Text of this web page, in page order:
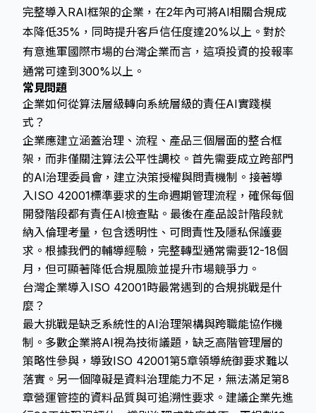
完整導入RAI框架的企業，在2年內可將AI相關合規成
本降低35%，同時提升客戶信任度達20%以上。對於
有意進軍國際市場的台灣企業而言，這項投資的投報率
通常可達到300%以上。
常見問題
企業如何從算法層級轉向系統層級的責任AI實踐模
式？
企業應建立涵蓋治理、流程、產品三個層面的整合框
架，而非僅關注算法公平性調校。首先需要成立跨部門
的AI治理委員會，建立決策授權與問責機制。接著導
入ISO 42001標準要求的生命週期管理流程，確保每個
開發階段都有責任AI檢查點。最後在產品設計階段就
納入倫理考量，包含透明性、可問責性及隱私保護要
求。根據我們的輔導經驗，完整轉型通常需要12-18個
月，但可顯著降低合規風險並提升市場競爭力。
台灣企業導入ISO 42001時最常遇到的合規挑戰是什
麼？
最大挑戰是缺乏系統性的AI治理架構與跨職能協作機
制。多數企業將AI視為技術議題，缺乏高階管理層的
策略性參與，導致ISO 42001第5章領導統御要求難以
落實。另一個障礙是資料治理能力不足，無法滿足第8
章營運管控的資料品質與可追溯性要求。建議企業先進